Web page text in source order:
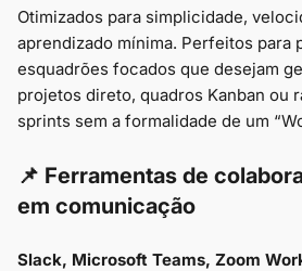
Otimizados para simplicidade,
aprendizado mínima. Perfeitos para
esquadrões focados que desejam
projetos direto, quadros Kanban ou
sprints sem a formalidade de um
📌 Ferramentas de
em comunicação
Slack, Microsoft Teams, Zoom